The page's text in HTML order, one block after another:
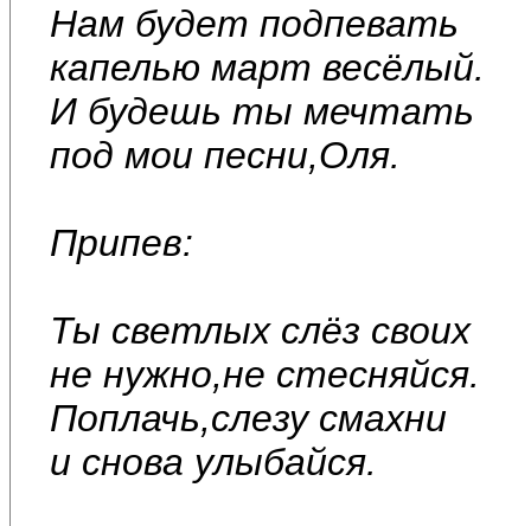
Нам будет подпевать
капелью март весёлый.
И будешь ты мечтать
под мои песни,Оля.
Припев:
Ты светлых слёз своих
не нужно,не стесняйся.
Поплачь,слезу смахни
и снова улыбайся.